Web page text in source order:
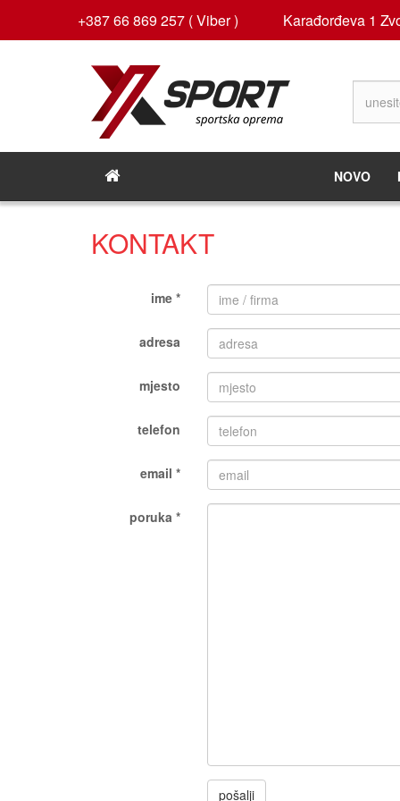
+387 66 869 257 ( Viber ) Karađorđeva 1
NOVO
KONTAKT
ime *
adresa
mjesto
telefon
email *
poruka *
pošalji